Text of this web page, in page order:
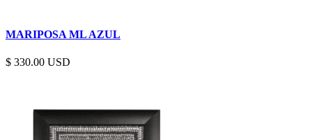
MARIPOSA ML AZUL
$ 330.00